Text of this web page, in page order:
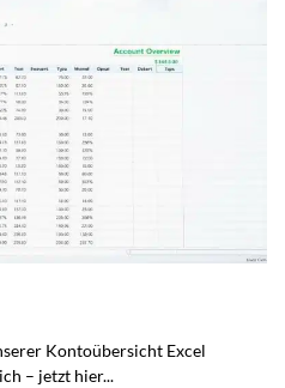
Kontoübersicht Excel
– jetzt hier...